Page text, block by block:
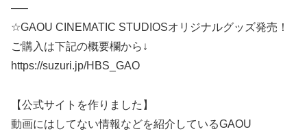
—–
☆GAOU CINEMATIC STUDIOSオリジナルグッズ発売！
ご購入は下記の概要欄から↓
https://suzuri.jp/HBS_GAO
【公式サイトを作りました】
動画にはしてない情報などを紹介しているGAOU